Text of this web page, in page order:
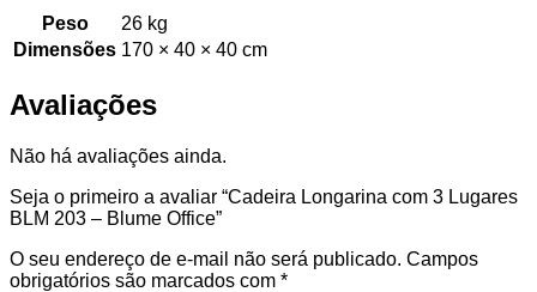
Peso
26 kg
Dimensões 170 × 40 × 40 cm
Avaliações
Não há avaliações ainda.
Seja o primeiro a avaliar “Cadeira Longarina com 3 Lugares
BLM 203 – Blume Office”
O seu endereço de e-mail não será publicado. Campos
obrigatórios são marcados com *